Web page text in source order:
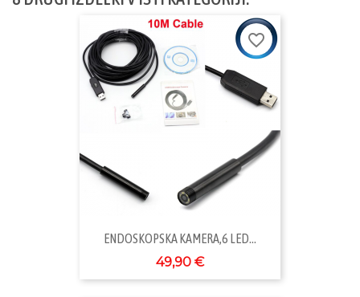
ENDOSKOPSKA KAMERA,6 LED...
49,90 €
favorite_border